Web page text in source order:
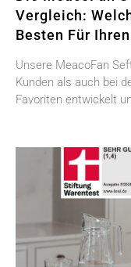
Vergleich:
Besten Für
Unsere MeacoFan
Kunden als auch bei
Favoriten entwickelt